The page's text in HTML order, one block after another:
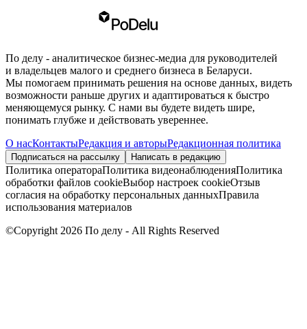
По делу - аналитическое бизнес-медиа для руководителей
и владельцев малого и среднего бизнеса в Беларуси.
Мы помогаем принимать решения на основе данных, видеть
возможности раньше других и адаптироваться к быстро
меняющемуся рынку. С нами вы будете видеть шире,
понимать глубже и действовать увереннее.
О насКонтактыРедакция и авторыРедакционная политика
Подписаться на рассылку Написать в редакцию
Политика оператораПолитика видеонаблюденияПолитика
обработки файлов cookieВыбор настроек cookieОтзыв
согласия на обработку персональных данныхПравила
использования материалов
©Copyright 2026 По делу - All Rights Reserved